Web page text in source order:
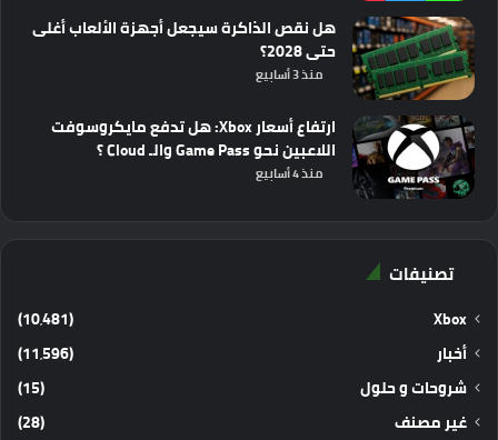
هل نقص الذاكرة سيجعل أجهزة الألعاب أغلى
حتى 2028؟
منذ 3 أسابيع
ارتفاع أسعار Xbox: هل تدفع مايكروسوفت
اللاعبين نحو Game Pass والـ Cloud ؟
منذ 4 أسابيع
تصنيفات
Xbox
(10٬481)
أخبار
(11٬596)
شروحات و حلول
(15)
غير مصنف
(28)